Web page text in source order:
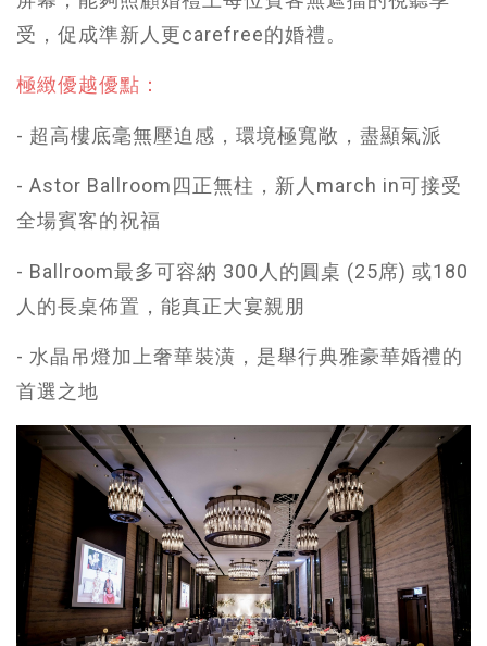
受，促成準新人更carefree的婚禮。
極緻優越優點：
- 超高樓底毫無壓迫感，環境極寬敞，盡顯氣派
- Astor Ballroom四正無柱，新人march in可接受
全場賓客的祝福
- Ballroom最多可容納 300人的圓桌 (25席) 或180
人的長桌佈置，能真正大宴親朋
- 水晶吊燈加上奢華裝潢，是舉行典雅豪華婚禮的
首選之地